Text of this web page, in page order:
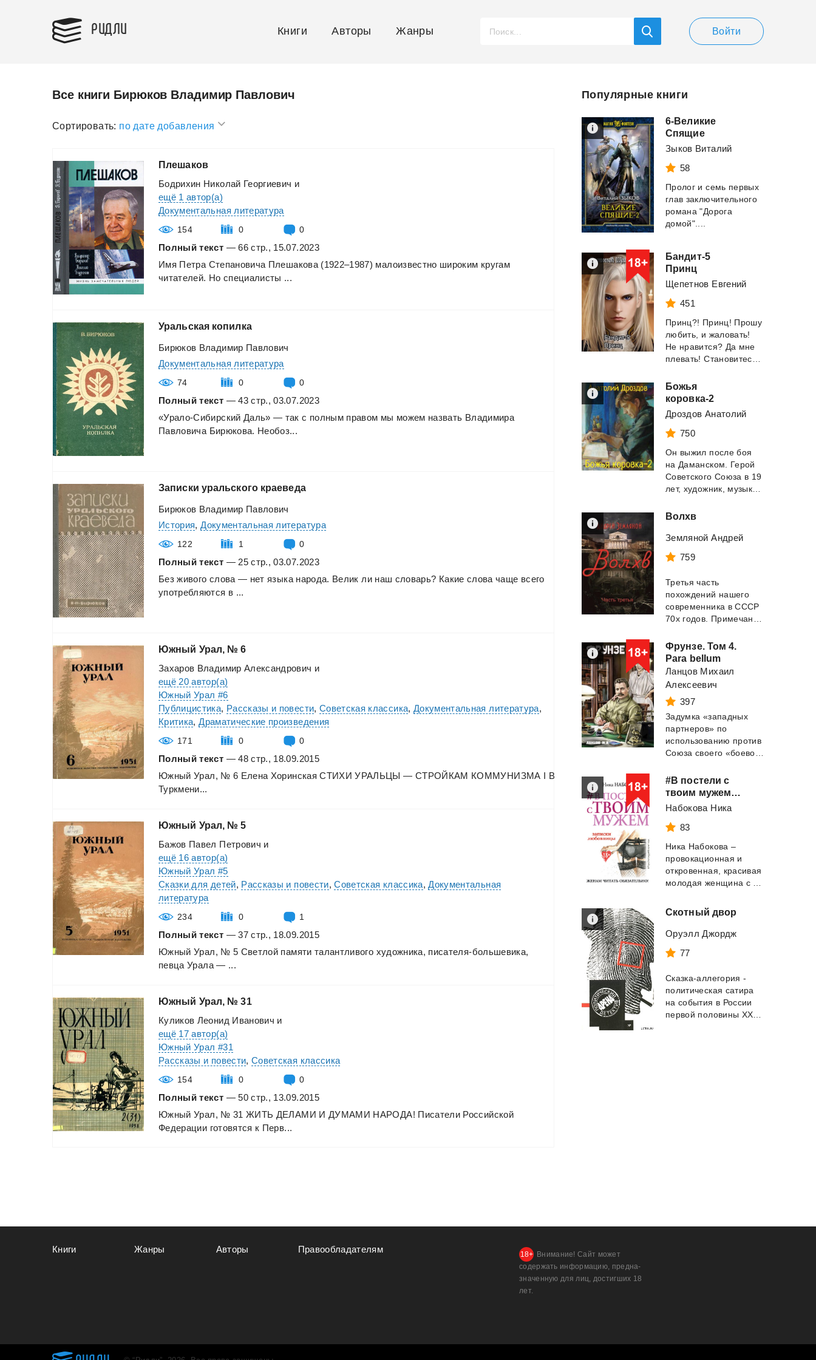
РИДЛИ Книги Авторы Жанры Войти
Все книги Бирюков Владимир Павлович
Сортировать: по дате добавления
Плешаков
Бодрихин Николай Георгиевич и
ещё 1 автор(а)
Документальная литература
154 0 0
Полный текст — 66 стр., 15.07.2023
Имя Петра Степановича Плешакова (1922–1987) малоизвестно широким кругам
читателей. Но специалисты ...
Уральская копилка
Бирюков Владимир Павлович
Документальная литература
74 0 0
Полный текст — 43 стр., 03.07.2023
«Урало-Сибирский Даль» — так с полным правом мы можем назвать Владимира
Павловича Бирюкова. Необоз...
Записки уральского краеведа
Бирюков Владимир Павлович
История,Документальная литература
122 1 0
Полный текст — 25 стр., 03.07.2023
Без живого слова — нет языка народа. Велик ли наш словарь? Какие слова чаще всего
употребляются в ...
Южный Урал, № 6
Захаров Владимир Александрович и
ещё 20 автор(а)
Южный Урал #6
Публицистика, Рассказы и повести, Советская классика, Документальная литература,
Критика,Драматические произведения
171 0 0
Полный текст — 48 стр., 18.09.2015
Южный Урал, № 6 Елена Хоринская СТИХИ УРАЛЬЦЫ — СТРОЙКАМ КОММУНИЗМА I В
Туркмени...
Южный Урал, № 5
Бажов Павел Петрович и
ещё 16 автор(а)
Южный Урал #5
Сказки для детей, Рассказы и повести,Советская классика,Документальная
литература
234 0 1
Полный текст — 37 стр., 18.09.2015
Южный Урал, № 5 Светлой памяти талантливого художника, писателя-большевика,
певца Урала — ...
Южный Урал, № 31
Куликов Леонид Иванович и
ещё 17 автор(а)
Южный Урал #31
Рассказы и повести,Советская классика
154 0 0
Полный текст — 50 стр., 13.09.2015
Южный Урал, № 31 ЖИТЬ ДЕЛАМИ И ДУМАМИ НАРОДА! Писатели Российской
Федерации готовятся к Перв...
Популярные книги
6-Великие
Спящие
Зыков Виталий
58
Пролог и семь первых
глав заключительного
романа "Дорога
домой"....
Бандит-5
Принц
Щепетнов Евгений
451
Принц?! Принц! Прошу
любить, и жаловать!
Не нравится? Да мне
Божья
коровка-2
Дроздов Анатолий
750
Он выжил после боя
на Даманском. Герой
Советского Союза в 19
Волхв
Земляной Андрей
759
Третья часть
похождений нашего
современника в СССР
Фрунзе. Том 4.
Para bellum
Ланцов Михаил
Алексеевич
397
Задумка «западных
партнеров» по
использованию против
#В постели с
твоим мужем. Записки любовницы. Женам читать обязательно!
Набокова Ника
83
Ника Набокова –
провокационная и
откровенная, красивая
Скотный двор
Оруэлл Джордж
77
Сказка-аллегория -
политическая сатира
на события в России
Книги Жанры Авторы Правообладателям
Внимание! Сайт может
содержать информацию, предна­
значенную для лиц, дости­гших 18
лет.